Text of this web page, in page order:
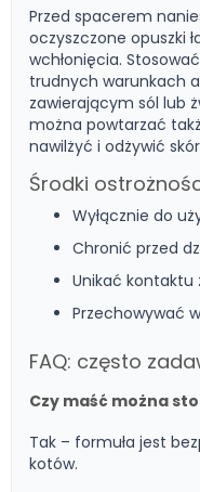
Przed spacerem
oczyszczone opuszki
wchłonięcia.
trudnych warunkach
zawierającym sól lub
można powtarzać
nawilżyć i odżywić
Środki
Wyłącznie do
Chronić przed
Unikać kontaktu
Przechowywać
FAQ: często
Czy maść można
Tak – formuła jest
kotów.